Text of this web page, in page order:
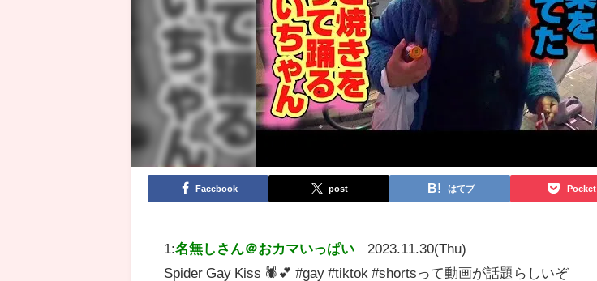
Facebook post はてブ Pocket
1:名無しさん＠おカマいっぱい
2023.11.30(Thu)
Spider Gay Kiss 🕷️💕 #gay #tiktok #shortsって動画が話題らしいぞ